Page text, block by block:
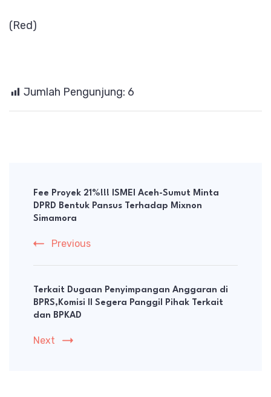
(Red)
Jumlah Pengunjung: 6
Navigation
Fee Proyek 21%!!! ISMEI Aceh-Sumut Minta
DPRD Bentuk Pansus Terhadap Mixnon
Simamora
Previous
Terkait Dugaan Penyimpangan Anggaran di
BPRS,Komisi II Segera Panggil Pihak Terkait
dan BPKAD
Next